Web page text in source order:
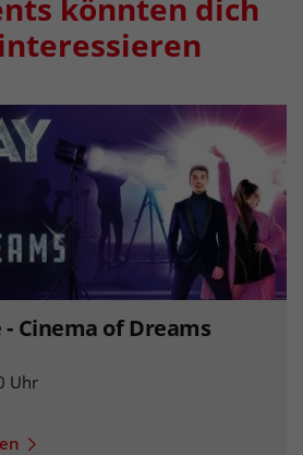
könnten dich
- Cinema of Dreams
Uhr